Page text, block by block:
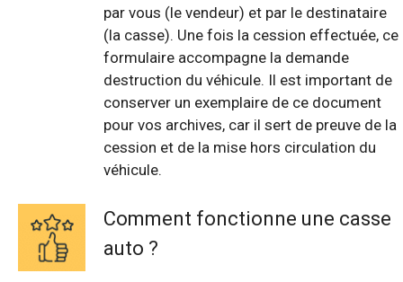
par vous (le vendeur) et par le destinataire
(la casse). Une fois la cession effectuée, ce
formulaire accompagne la demande
destruction du véhicule. Il est important de
conserver un exemplaire de ce document
pour vos archives, car il sert de preuve de la
cession et de la mise hors circulation du
véhicule.
Comment fonctionne une casse
auto ?